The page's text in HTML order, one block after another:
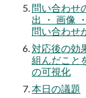
問い合わせ
出 ・ 画像
問い合わせ
対応後の効
組んだこと
の可視化
本日の議題